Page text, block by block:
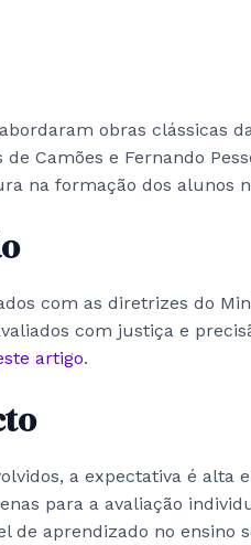
obras clássicas
Camões e Fernando
na formação dos alunos
com as diretrizes do
com justiça e
artigo.
a expectativa é alta
para a avaliação
de aprendizado no ensino